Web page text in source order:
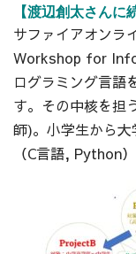
【渡辺創太さんに
サファイアオンラ
Workshop for
ログラミング言語
す。その中核を担
師)。小学生から
（C言語, Python